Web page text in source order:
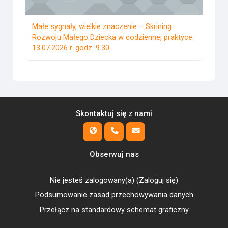
Małe sygnały, wielkie znaczenie – Skrining
Rozwoju Małego Dziecka w codziennej praktyce.
13.07.2026 r. godz. 9.30
Skontaktuj się z nami
Obserwuj nas
Nie jesteś zalogowany(a) (Zaloguj się)
Podsumowanie zasad przechowywania danych
Przełącz na standardowy schemat graficzny